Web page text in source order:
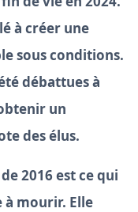
à créer une
sous conditions.
débattues à
un
des élus.
2016 est ce qui
à mourir. Elle